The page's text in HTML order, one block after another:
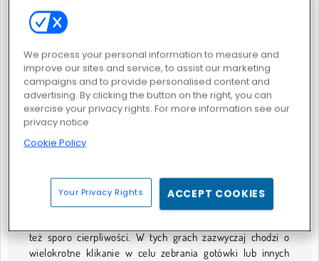
Przeklęty skarb 2 Przeklęty skarb
KONGREGATE GAMES
O Naszym Gry Kongregate
Mamy wiele uwielbianych przez ciebie gier stworzonych
Kongregate games . To wymagające myślenia
logiczne i sporo innych tytułów. Nasze
mają
też sporo cierpliwości. W tych grach zazwyczaj chodzi o
wielokrotne klikanie w celu zebrania gotówki lub innych
We process your personal information to measure and
improve our sites and service, to assist our marketing
campaigns and to provide personalised content and
advertising. By clicking the button on the right, you can
exercise your privacy rights. For more information see our
privacy notice
Cookie Policy
Your Privacy Rights ACCEPT COOKIES